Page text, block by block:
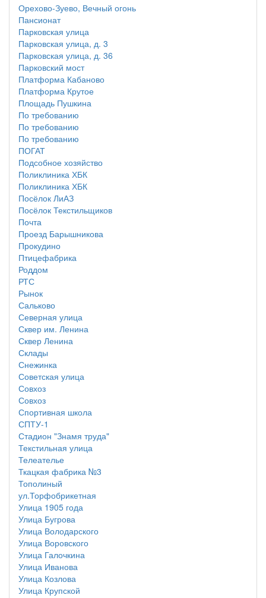
Орехово-Зуево, Вечный огонь
Пансионат
Парковская улица
Парковская улица, д. 3
Парковская улица, д. 36
Парковский мост
Платформа Кабаново
Платформа Крутое
Площадь Пушкина
По требованию
По требованию
По требованию
ПОГАТ
Подсобное хозяйство
Поликлиника ХБК
Поликлиника ХБК
Посёлок ЛиАЗ
Посёлок Текстильщиков
Почта
Проезд Барышникова
Прокудино
Птицефабрика
Роддом
РТС
Рынок
Сальково
Северная улица
Сквер им. Ленина
Сквер Ленина
Склады
Снежинка
Советская улица
Совхоз
Совхоз
Спортивная школа
СПТУ-1
Стадион "Знамя труда"
Текстильная улица
Телеателье
Ткацкая фабрика №3
Тополиный
ул.Торфобрикетная
Улица 1905 года
Улица Бугрова
Улица Володарского
Улица Воровского
Улица Галочкина
Улица Иванова
Улица Козлова
Улица Крупской